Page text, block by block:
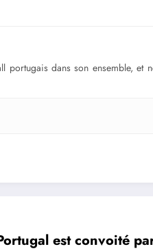
dans son ensemble, et
est convoité